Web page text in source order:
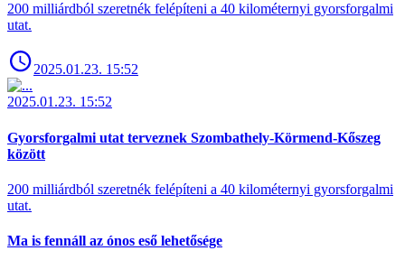
200 milliárdból szeretnék felépíteni a 40 kilométernyi gyorsforgalmi
utat.
2025.01.23. 15:52
2025.01.23. 15:52
Gyorsforgalmi utat terveznek Szombathely-Körmend-Kőszeg
között
200 milliárdból szeretnék felépíteni a 40 kilométernyi gyorsforgalmi
utat.
Ma is fennáll az ónos eső lehetősége